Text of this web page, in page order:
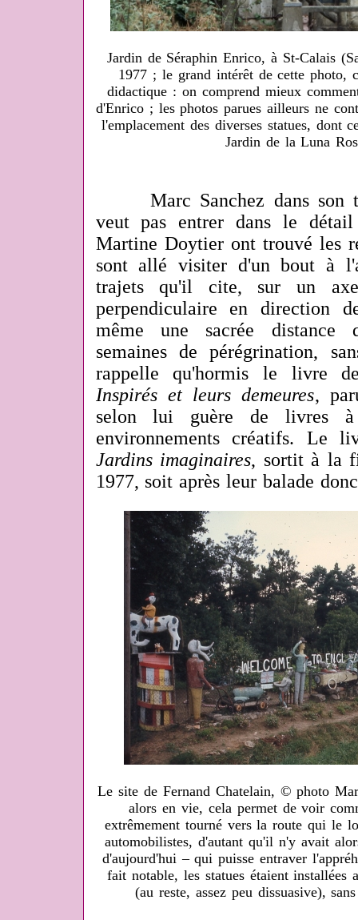
Jardin de Séraphin Enrico, à St-Calais
1977 ; le grand intérêt de cette photo,
didactique : on comprend mieux
d'Enrico ; les photos parues ailleurs ne
l'emplacement des diverses statues, dont
Jardin de la Luna
Marc Sanchez dans son
veut pas entrer dans le
Martine Doytier ont trouvé les
sont allé visiter d'un bout à
trajets qu'il cite, sur un
perpendiculaire en direction
même une sacrée distance
semaines de pérégrination,
rappelle qu'hormis le livre
Inspirés et leurs demeures,
selon lui guère de livres à
environnements créatifs. Le
Jardins imaginaires, sortit à la
1977, soit après leur balade
Le site de Fernand Chatelain, © photo
alors en vie, cela permet de voir
extrêmement tourné vers la route qui le
automobilistes, d'autant qu'il n'y avait
d'aujourd'hui – qui puisse entraver
fait notable, les statues étaient installées
(au reste, assez peu dissuasive),